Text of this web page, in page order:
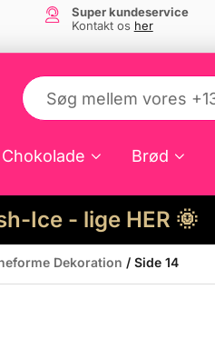
Super kundeservice
Kontakt os her
Chokolade Brød
Ice - lige HER 🌞
Dekoration / Side 14